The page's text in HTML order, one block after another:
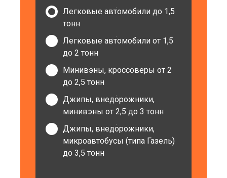
Легковые автомобили до 1,5
тонн
Легковые автомобили от 1,5
до 2 тонн
Минивэны, кроссоверы от 2
до 2,5 тонн
Джипы, внедорожники,
минивэны от 2,5 до 3 тонн
Джипы, внедорожники,
микроавтобусы (типа Газель)
до 3,5 тонн